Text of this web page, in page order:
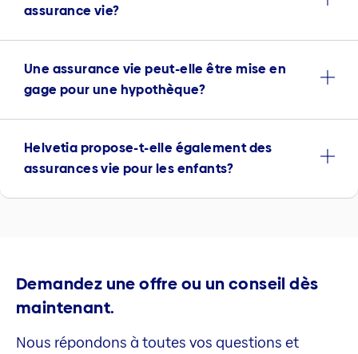
assurance vie?
Une assurance vie peut-elle être mise en
gage pour une hypothèque?
Helvetia propose-t-elle également des
assurances vie pour les enfants?
Demandez une offre ou un conseil dès
maintenant.
Nous répondons à toutes vos questions et